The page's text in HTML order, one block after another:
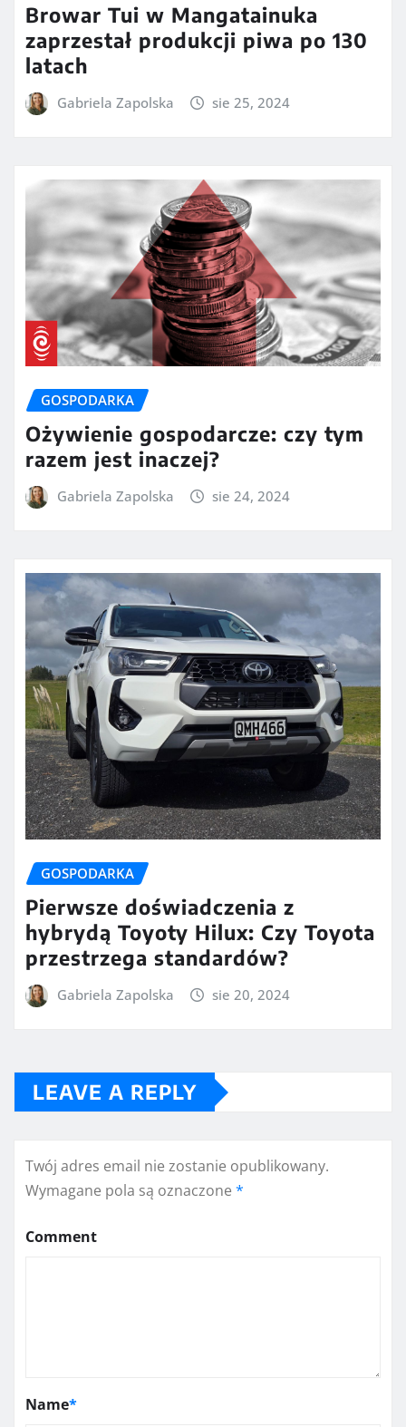
Browar Tui w Mangatainuka
zaprzestał produkcji piwa po 130
latach
Gabriela Zapolska sie 25, 2024
GOSPODARKA
Ożywienie gospodarcze: czy tym
razem jest inaczej?
Gabriela Zapolska sie 24, 2024
GOSPODARKA
Pierwsze doświadczenia z
hybrydą Toyoty Hilux: Czy Toyota
przestrzega standardów?
Gabriela Zapolska sie 20, 2024
LEAVE A REPLY
Twój adres email nie zostanie opublikowany.
Wymagane pola są oznaczone *
Comment
Name*